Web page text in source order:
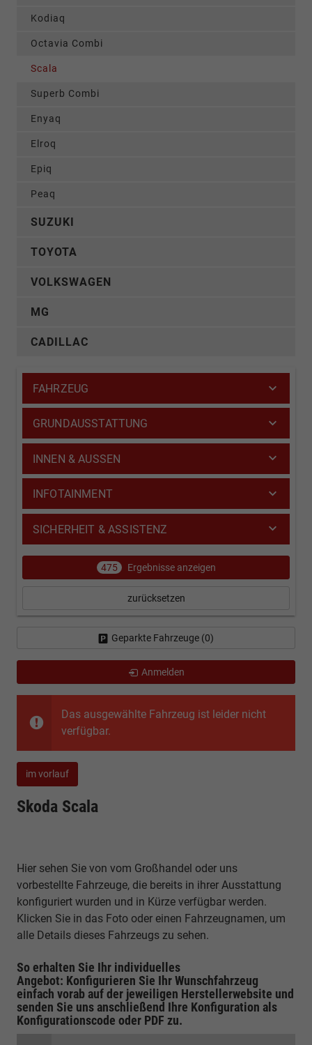
Das ausgewählte Fahrzeug ist leider nicht
verfügbar.
im vorlauf
Skoda Scala
Hier sehen Sie von vom Großhandel oder uns
vorbestellte Fahrzeuge, die bereits in ihrer Ausstattung
konfiguriert wurden und in Kürze verfügbar werden.
Klicken Sie in das Foto oder einen Fahrzeugnamen, um
alle Details dieses Fahrzeugs zu sehen.
So erhalten Sie Ihr individuelles
Angebot: Konfigurieren Sie Ihr Wunschfahrzeug
einfach vorab auf der jeweiligen Herstellerwebsite und
senden Sie uns anschließend Ihre Konfiguration als
Konfigurationscode oder PDF zu.
Kodiaq
Octavia Combi
Scala
Superb Combi
Enyaq
Elroq
Epiq
Peaq
SUZUKI
TOYOTA
VOLKSWAGEN
MG
CADILLAC
FAHRZEUG
GRUNDAUSSTATTUNG
INNEN & AUSSEN
INFOTAINMENT
SICHERHEIT & ASSISTENZ
475 Ergebnisse anzeigen
zurücksetzen
Geparkte Fahrzeuge (0)
Anmelden